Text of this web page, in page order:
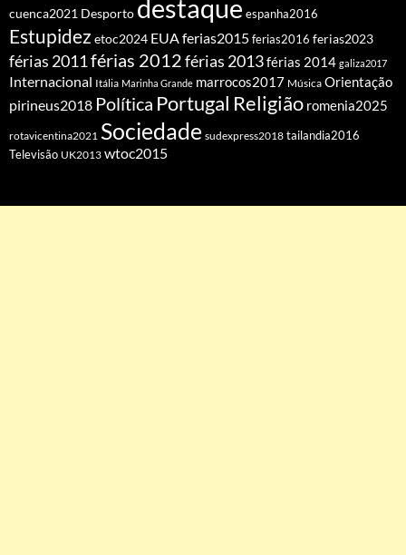
cuenca2021 Desporto destaque espanha2016
Estupidez etoc2024 EUAferias2015ferias2016 ferias2023
férias 2011férias 2012férias 2013férias 2014 galiza2017
Internacional Itália Marinha Grande marrocos2017 Música Orientação
pirineus2018 Política Portugal Religião romenia2025
rotavicentina2021 Sociedade sudexpress2018 tailandia2016
Televisão UK2013 wtoc2015